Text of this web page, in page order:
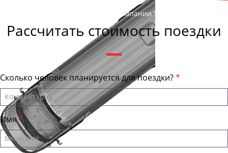
, директор компании "ЛипецкБас"
Рассчитать стоимость поездки
Сколько человек планируется для поездки?
Имя